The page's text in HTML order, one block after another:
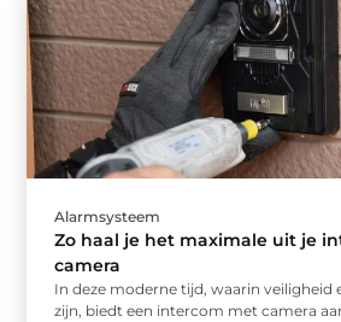
Alarmsysteem
Zo haal je het maximale uit je
camera
In deze moderne tijd, waarin veiligheid
zijn, biedt een intercom met camera